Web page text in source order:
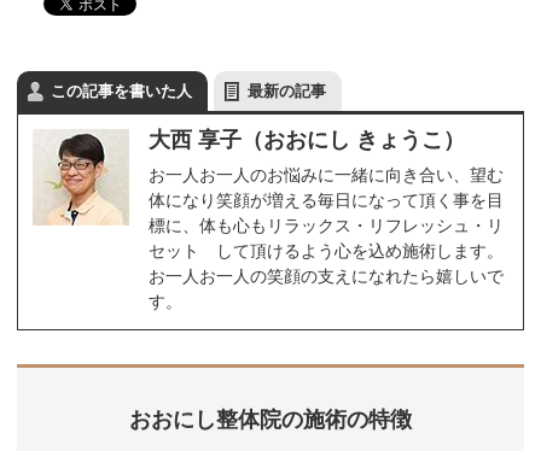
この記事を書いた人 最新の記事
大西 享子（おおにし きょうこ）
お一人お一人のお悩みに一緒に向き合い、望む
体になり笑顔が増える毎日になって頂く事を目
標に、体も心もリラックス・リフレッシュ・リ
セット して頂けるよう心を込め施術します。
お一人お一人の笑顔の支えになれたら嬉しいで
す。
おおにし整体院の施術の特徴